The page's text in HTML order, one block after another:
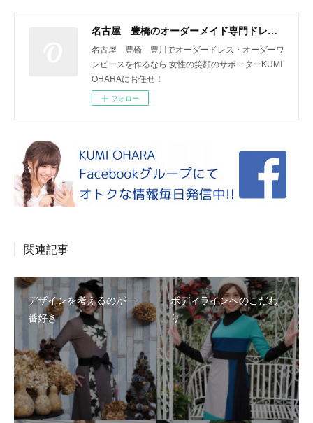
名古屋 豊橋のオーダーメイド専門ドレスデザイナー KUMI OHARA
名古屋 豊橋 豊川でオーダードレス・オーダーワ
ンピースを作るなら 女性の笑顔のサポーターKUMI
OHARAにお任せ！
フォロー
関連記事
デザインを考えるのが一
番好き
ボディラインへのこだわ
り